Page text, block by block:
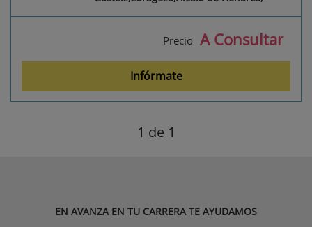
Precio A Consultar
Infórmate
1 de 1
EN AVANZA EN TU CARRERA TE AYUDAMOS